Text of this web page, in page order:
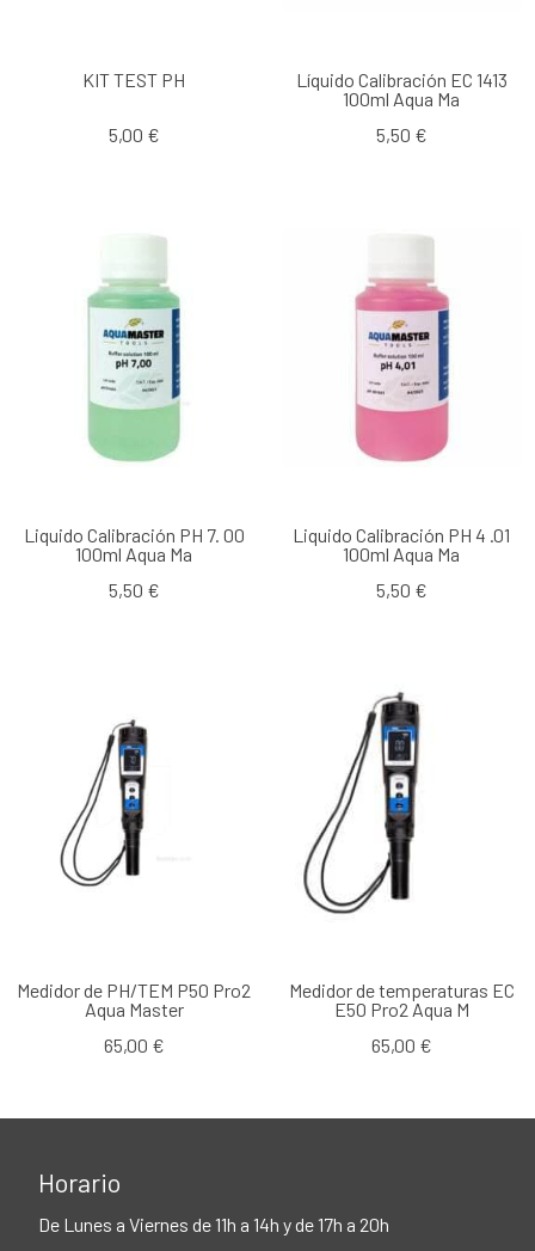
KIT TEST PH
5,00 €
Líquido Calibración EC 1413
100ml Aqua Ma
5,50 €
Liquido Calibración PH 7. 00
100ml Aqua Ma
5,50 €
Liquido Calibración PH 4 .01
100ml Aqua Ma
5,50 €
Medidor de PH/TEM P50 Pro2
Aqua Master
65,00 €
Medidor de temperaturas EC
E50 Pro2 Aqua M
65,00 €
Horario
De Lunes a Viernes de 11h a 14h y de 17h a 20h